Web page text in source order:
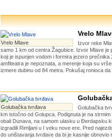
Vrelo Mlave
Vrelo
Izvor reke
samo 1 km od centra Žagubice. Izvor Mlave je
koji je ispunjen vodom i formira jezero prečnika
amfiteatra je nepoznata, a merenje koja su
izmere dubinu od 84 metra. Pokušaj ronioca da
Golubačka tvrđava
Golubačka
km istočno od Golupca. Podignuta je na strmim
obali Dunava, na samom ulasku u Đerdapsku
izgradili Rimljani u I veku nove ere. Pred
do uništavanja tvrđave da bi je kasnije obnovio